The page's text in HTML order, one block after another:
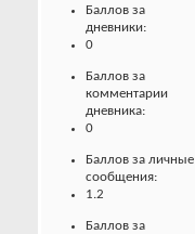
Баллов за
дневники:
0
Баллов за
комментарии
дневника:
0
Баллов за личные
сообщения:
1.2
Баллов за